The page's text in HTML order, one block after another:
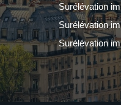
Surélévation
Surélévation
Surélévation